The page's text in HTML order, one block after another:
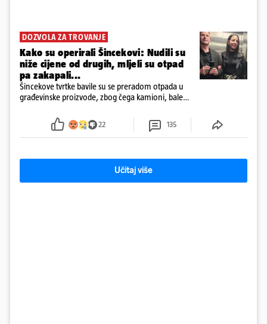
DOZVOLA ZA TROVANJE
Kako su operirali Šincekovi: Nudili su
niže cijene od drugih, mljeli su otpad
pa zakapali...
Šincekove tvrtke bavile su se preradom otpada u
građevinske proizvode, zbog čega kamioni, bale
22 135
Učitaj više